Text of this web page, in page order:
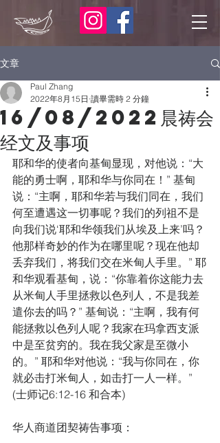
文章
16/08/2022晨祷会
经文及事项
Paul Zhang
2022年8月15日 讀畢需時 2 分鐘
耶和华的使者向基甸显现，对他说：“大
能的勇士啊，耶和华与你同在！” 基甸
说：“主啊，耶和华若与我们同在，我们
何至遭遇这一切事呢？我们的列祖不是
向我们说‘耶和华领我们从埃及上来’吗？
他那样奇妙的作为在哪里呢？现在他却
丢弃我们，将我们交在米甸人手里。” 耶
和华观看基甸，说：“你靠着你这能力去
从米甸人手里拯救以色列人，不是我差
遣你去的吗？” 基甸说：“主啊，我有何
能拯救以色列人呢？我家在玛拿西支派
中是至贫穷的。我在我父家是至微小
的。” 耶和华对他说：“我与你同在，你
就必击打米甸人，如击打一人一样。”
(士师记6:12-16 和合本)
华人商道团契祷告事项：